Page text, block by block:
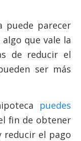
puede parecer
que vale la
de reducir el
ser más
puedes
fin de obtener
reducir el pago